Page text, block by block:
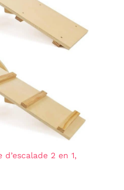
garcon, cadeau noel
FONCTIONS ET NIVEAUX
DIFFÉRENTS - Notres
jouets Montessori
convient à tous les âges,
de la soustraction à des
heures ou à la fermeture
des lacets. Sur le
panneau de l'histoire
animale, peuvent les
nommer ou effectuer des
opérations dans la rangée
du bas. Et sur le panneau
des chiffres, ils peuvent
2 en 1,